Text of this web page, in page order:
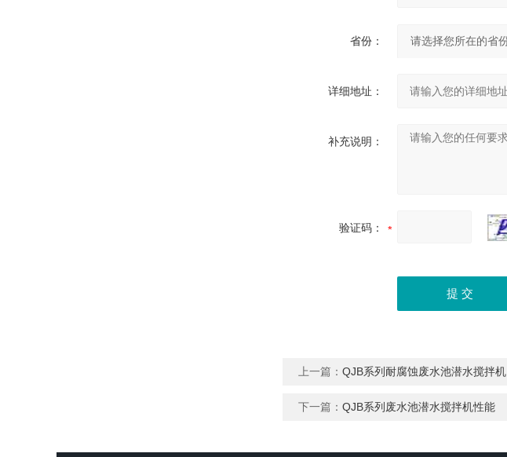
省份：
详细地址：
补充说明：
验证码：
上一篇： QJB系列耐腐蚀废水池潜水搅拌机
下一篇： QJB系列废水池潜水搅拌机性能